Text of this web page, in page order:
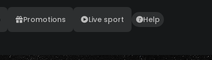
Promotions Live sport Help